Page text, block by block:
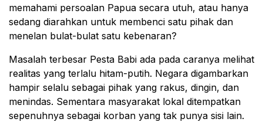
memahami persoalan Papua secara utuh, atau hanya
sedang diarahkan untuk membenci satu pihak dan
menelan bulat-bulat satu kebenaran?
Masalah terbesar Pesta Babi ada pada caranya melihat
realitas yang terlalu hitam-putih. Negara digambarkan
hampir selalu sebagai pihak yang rakus, dingin, dan
menindas. Sementara masyarakat lokal ditempatkan
sepenuhnya sebagai korban yang tak punya sisi lain.